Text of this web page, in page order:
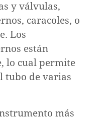
y válvulas,
caracoles, o
Los
están
lo cual permite
tubo de varias
más